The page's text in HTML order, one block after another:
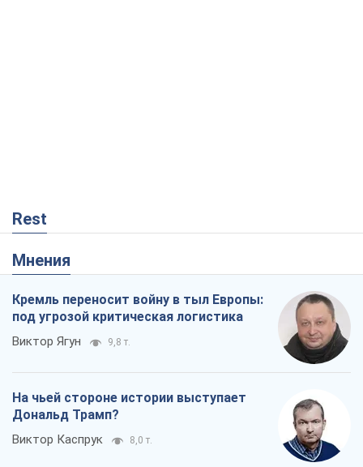
Rest
Мнения
Кремль переносит войну в тыл Европы:
под угрозой критическая логистика
Виктор Ягун 9,8 т.
На чьей стороне истории выступает
Дональд Трамп?
Виктор Каспрук 8,0 т.